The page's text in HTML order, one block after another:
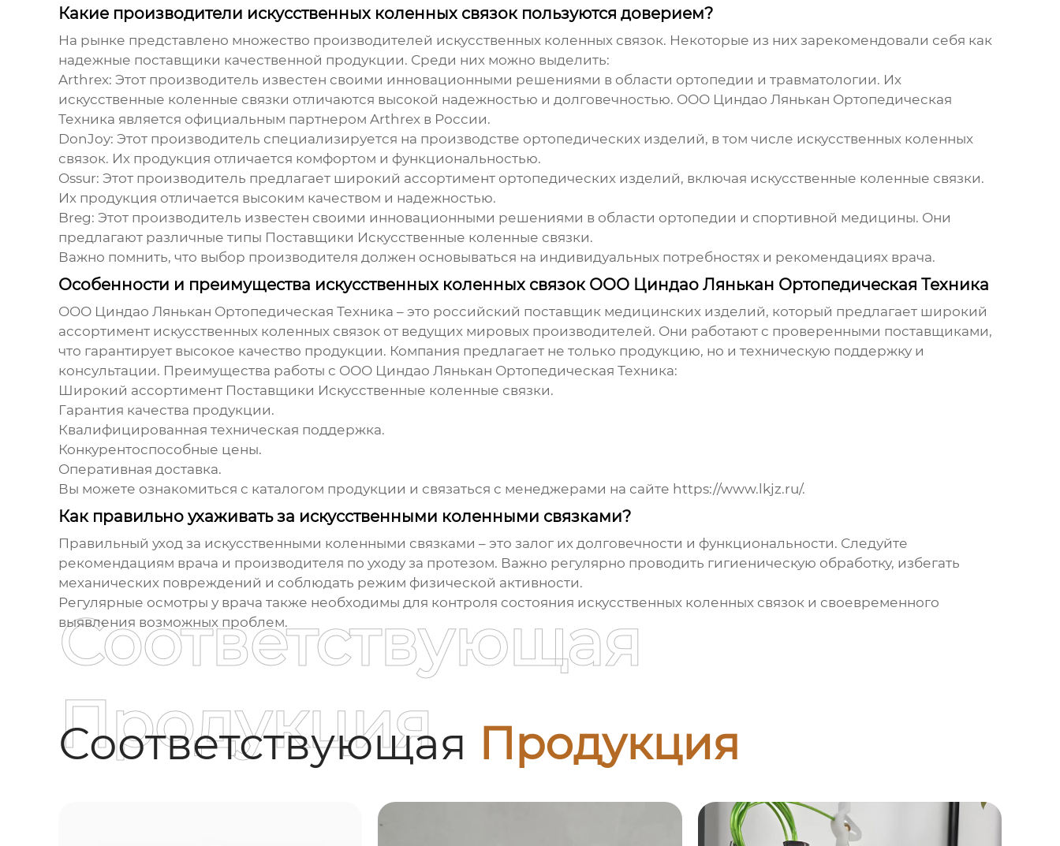
Какие производители искусственных коленных связок пользуются доверием?
На рынке представлено множество производителей искусственных коленных связок. Некоторые из них зарекомендовали себя как
надежные поставщики качественной продукции. Среди них можно выделить:
Arthrex: Этот производитель известен своими инновационными решениями в области ортопедии и травматологии. Их
искусственные коленные связки отличаются высокой надежностью и долговечностью. ООО Циндао Лянькан Ортопедическая
Техника является официальным партнером Arthrex в России.
DonJoy: Этот производитель специализируется на производстве ортопедических изделий, в том числе искусственных коленных
связок. Их продукция отличается комфортом и функциональностью.
Ossur: Этот производитель предлагает широкий ассортимент ортопедических изделий, включая искусственные коленные связки.
Их продукция отличается высоким качеством и надежностью.
Breg: Этот производитель известен своими инновационными решениями в области ортопедии и спортивной медицины. Они
предлагают различные типы Поставщики Искусственные коленные связки.
Важно помнить, что выбор производителя должен основываться на индивидуальных потребностях и рекомендациях врача.
Особенности и преимущества искусственных коленных связок ООО Циндао Лянькан Ортопедическая Техника
ООО Циндао Лянькан Ортопедическая Техника – это российский поставщик медицинских изделий, который предлагает широкий
ассортимент искусственных коленных связок от ведущих мировых производителей. Они работают с проверенными поставщиками,
что гарантирует высокое качество продукции. Компания предлагает не только продукцию, но и техническую поддержку и
консультации. Преимущества работы с ООО Циндао Лянькан Ортопедическая Техника:
Широкий ассортимент Поставщики Искусственные коленные связки.
Гарантия качества продукции.
Квалифицированная техническая поддержка.
Конкурентоспособные цены.
Оперативная доставка.
Вы можете ознакомиться с каталогом продукции и связаться с менеджерами на сайте https://www.lkjz.ru/.
Как правильно ухаживать за искусственными коленными связками?
Правильный уход за искусственными коленными связками – это залог их долговечности и функциональности. Следуйте
рекомендациям врача и производителя по уходу за протезом. Важно регулярно проводить гигиеническую обработку, избегать
механических повреждений и соблюдать режим физической активности.
Регулярные осмотры у врача также необходимы для контроля состояния искусственных коленных связок и своевременного
выявления возможных проблем.
Соответствующая Продукция
Соответствующая
Продукция